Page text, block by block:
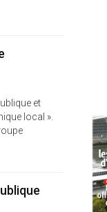
et
local ».